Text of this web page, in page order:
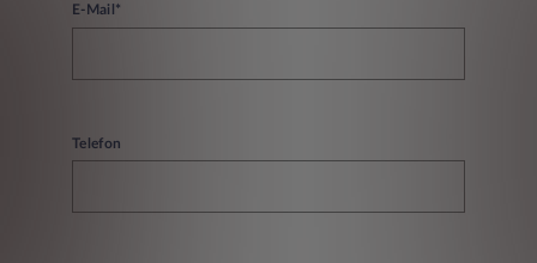
E-Mail*
Telefon